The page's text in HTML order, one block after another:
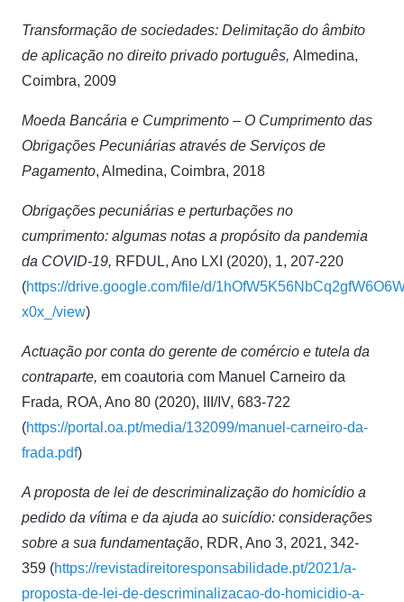
Transformação de sociedades: Delimitação do âmbito
de aplicação no direito privado português, Almedina,
Coimbra, 2009
Moeda Bancária e Cumprimento – O Cumprimento das
Obrigações Pecuniárias através de Serviços de
Pagamento, Almedina, Coimbra, 2018
Obrigações pecuniárias e perturbações no
cumprimento: algumas notas a propósito da pandemia
da COVID-19, RFDUL, Ano LXI (2020), 1, 207-220
(https://drive.google.com/file/d/
x0x_/view)
Actuação por conta do gerente de comércio e tutela da
contraparte, em coautoria com Manuel Carneiro da
Frada, ROA, Ano 80 (2020), III/IV, 683-722
(https://portal.oa.pt/media/132099/manuel-carneiro-da-
frada.pdf)
A proposta de lei de descriminalização do homicídio a
pedido da vítima e da ajuda ao suicídio: considerações
sobre a sua fundamentação, RDR, Ano 3, 2021, 342-
359 (https://revistadireitoresponsabilidade.pt/2021/a-
proposta-de-lei-de-descriminalizacao-do-homicidio-a-